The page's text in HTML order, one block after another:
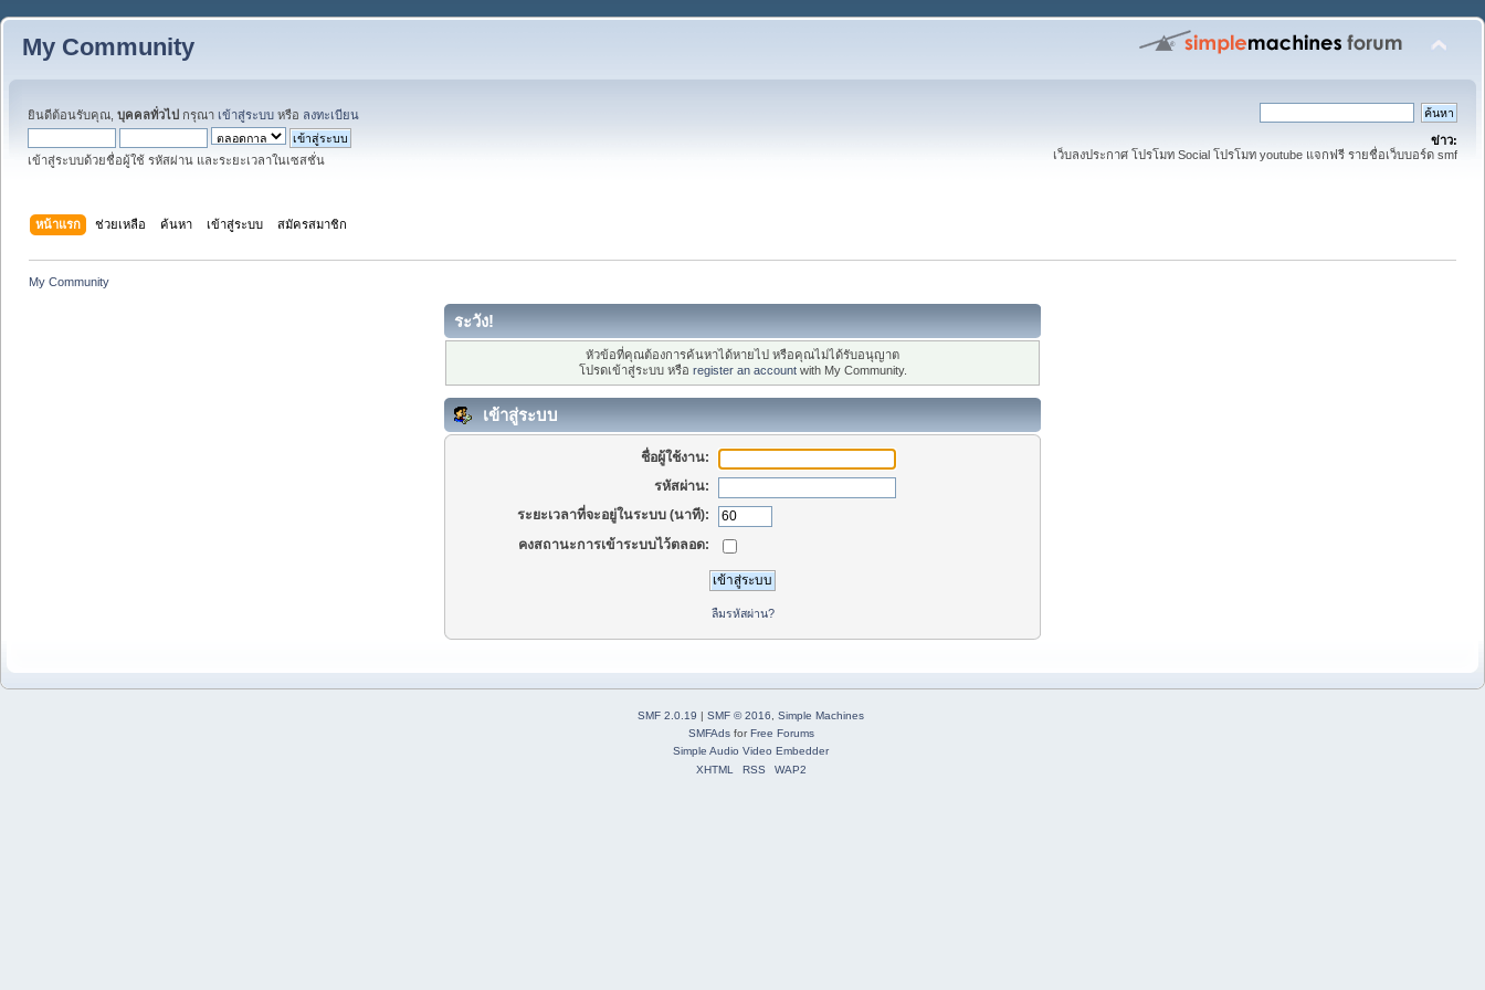
My Community
ยินดีต้อนรับคุณ, บุคคลทั่วไป กรุณา เข้าสู่ระบบ หรือ ลงทะเบียน
เข้าสู่ระบบด้วยชื่อผู้ใช้ รหัสผ่าน และระยะเวลาในเซสชั่น
ข่าว:
เว็บลงประกาศ โปรโมท Social โปรโมท youtube แจกฟรี รายชื่อเว็บบอร์ด smf
หน้าแรก ช่วยเหลือ ค้นหา เข้าสู่ระบบ สมัครสมาชิก
My Community
ระวัง!
หัวข้อที่คุณต้องการค้นหาได้หายไป หรือคุณไม่ได้รับอนุญาต
โปรดเข้าสู่ระบบ หรือ register an accountwith My Community.
เข้าสู่ระบบ
ชื่อผู้ใช้งาน:
รหัสผ่าน:
ระยะเวลาที่จะอยู่ในระบบ (นาที):
คงสถานะการเข้าระบบไว้ตลอด:
ลืมรหัสผ่าน?
SMF 2.0.19 | SMF © 2016
Simple Machines
SMFAdsforFree Forums
Simple Audio Video Embedder
XHTML
RSS WAP2